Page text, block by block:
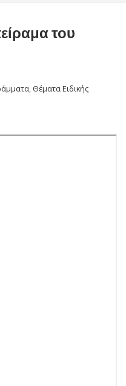
του
, Θέματα Ειδικής